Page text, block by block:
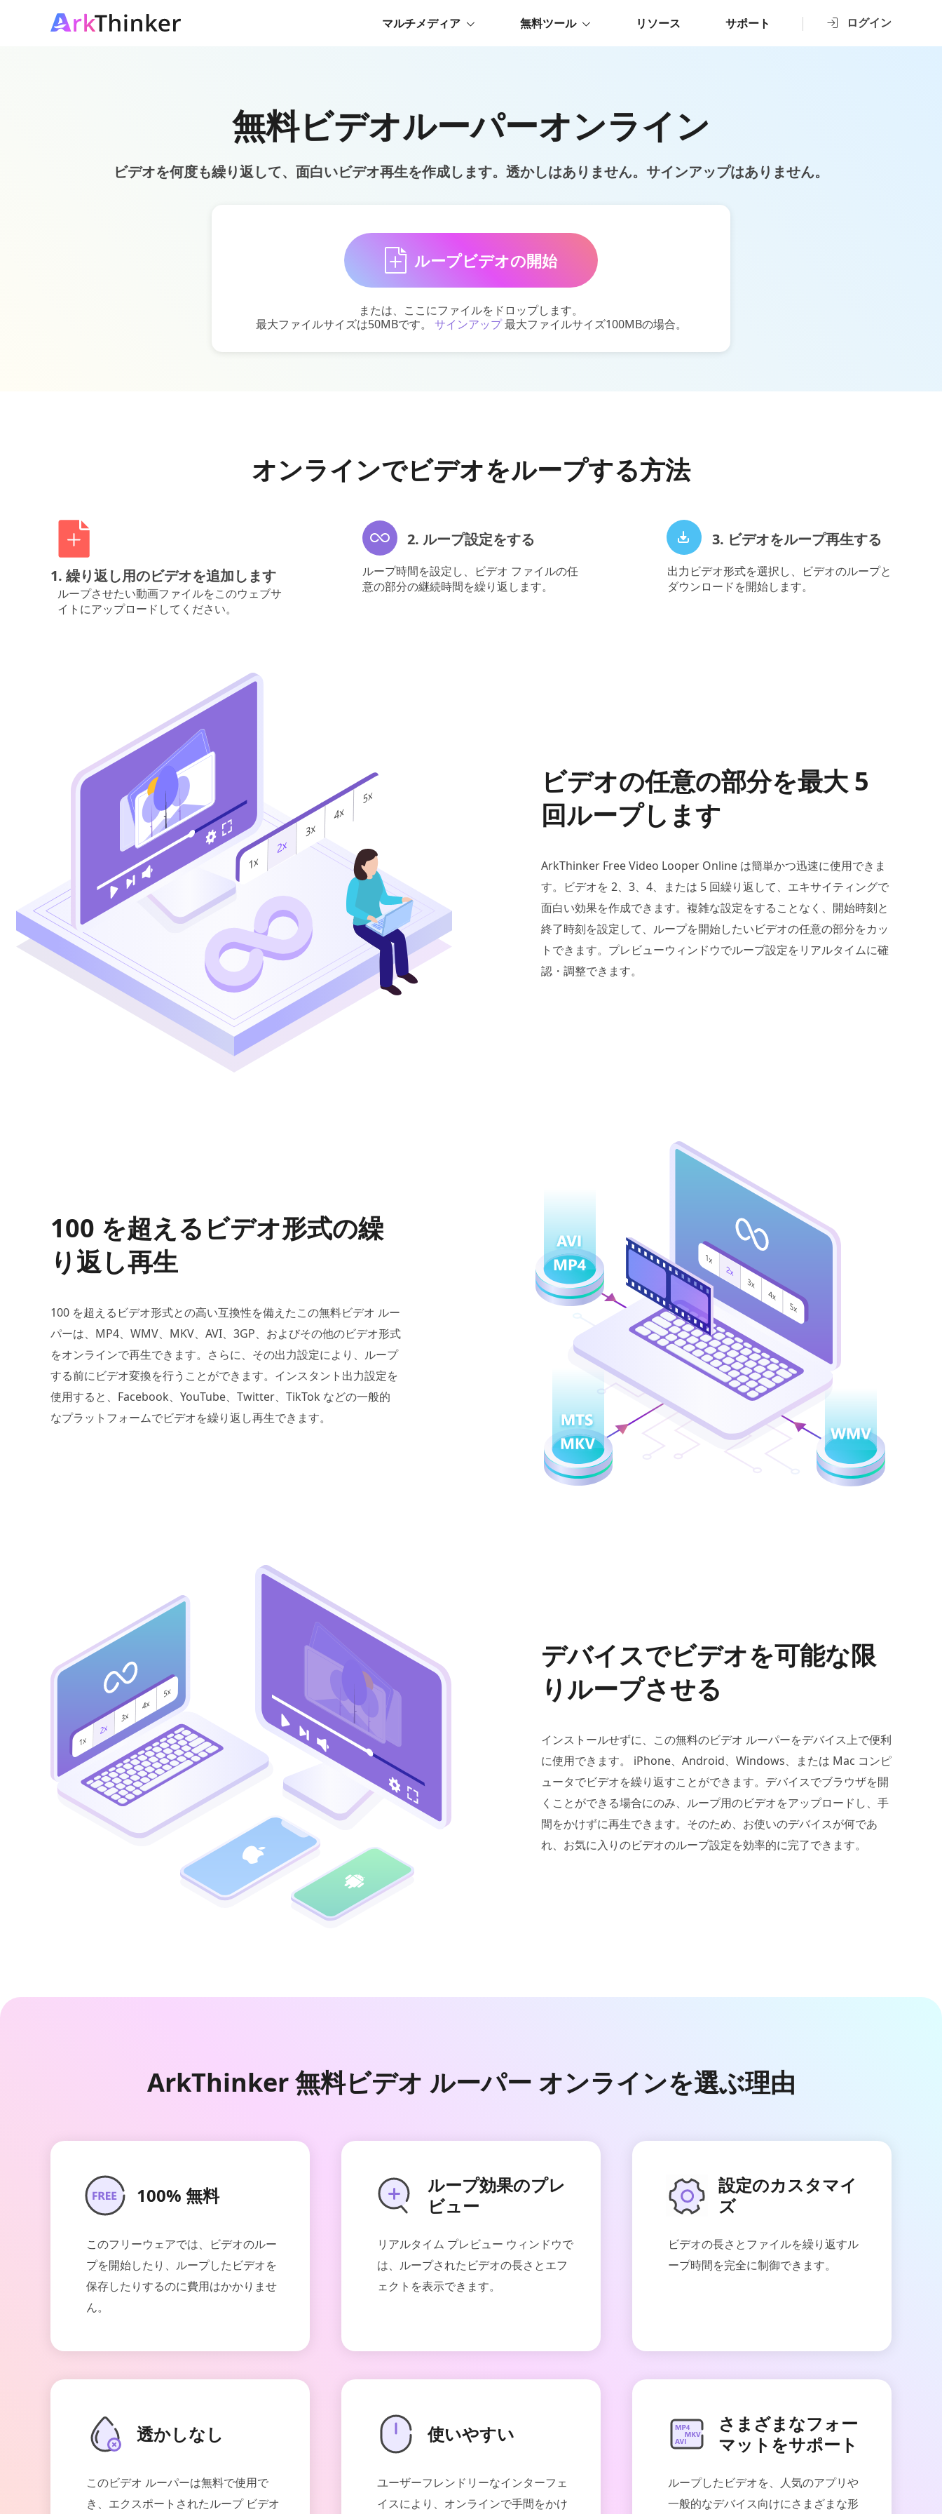
ログイン
マルチメディア 無料ツール リソース サポート
無料ビデオルーパーオンライン
ビデオを何度も繰り返して、面白いビデオ再生を作成します。透かしはありません。サインアップはありません。
ループビデオの開始
または、ここにファイルをドロップします。
最大ファイルサイズは50MBです。 サインアップ最大ファイルサイズ100MBの場合。
オンラインでビデオをループする方法
1. 繰り返し用のビデオを追加します
ループさせたい動画ファイルをこのウェブサ
イトにアップロードしてください。
2. ループ設定をする
ループ時間を設定し、ビデオ ファイルの任
意の部分の継続時間を繰り返します。
3. ビデオをループ再生する
出力ビデオ形式を選択し、ビデオのループと
ダウンロードを開始します。
ビデオの任意の部分を最大 5
回ループします
ArkThinker Free Video Looper Online は簡単かつ迅速に使用できま
す。ビデオを 2、3、4、または 5 回繰り返して、エキサイティングで
面白い効果を作成できます。複雑な設定をすることなく、開始時刻と
終了時刻を設定して、ループを開始したいビデオの任意の部分をカッ
トできます。プレビューウィンドウでループ設定をリアルタイムに確
認・調整できます。
100 を超えるビデオ形式の繰
り返し再生
100 を超えるビデオ形式との高い互換性を備えたこの無料ビデオ ルー
パーは、MP4、WMV、MKV、AVI、3GP、およびその他のビデオ形式
をオンラインで再生できます。さらに、その出力設定により、ループ
する前にビデオ変換を行うことができます。インスタント出力設定を
使用すると、Facebook、YouTube、Twitter、TikTok などの一般的
なプラットフォームでビデオを繰り返し再生できます。
デバイスでビデオを可能な限
りループさせる
インストールせずに、この無料のビデオ ルーパーをデバイス上で便利
に使用できます。 iPhone、Android、Windows、または Mac コンピ
ュータでビデオを繰り返すことができます。デバイスでブラウザを開
くことができる場合にのみ、ループ用のビデオをアップロードし、手
間をかけずに再生できます。そのため、お使いのデバイスが何であ
れ、お気に入りのビデオのループ設定を効率的に完了できます。
ArkThinker 無料ビデオ ルーパー オンラインを選ぶ理由
100% 無料
このフリーウェアでは、ビデオのルー
プを開始したり、ループしたビデオを
保存したりするのに費用はかかりませ
ん。
ループ効果のプレ
ビュー
リアルタイム プレビュー ウィンドウで
は、ループされたビデオの長さとエフ
ェクトを表示できます。
設定のカスタマイ
ズ
ビデオの長さとファイルを繰り返すル
ープ時間を完全に制御できます。
透かしなし
このビデオ ルーパーは無料で使用で
き、エクスポートされたループ ビデオ
使いやすい
ユーザーフレンドリーなインターフェ
イスにより、オンラインで手間をかけ
さまざまなフォー
マットをサポート
ループしたビデオを、人気のアプリや
一般的なデバイス向けにさまざまな形